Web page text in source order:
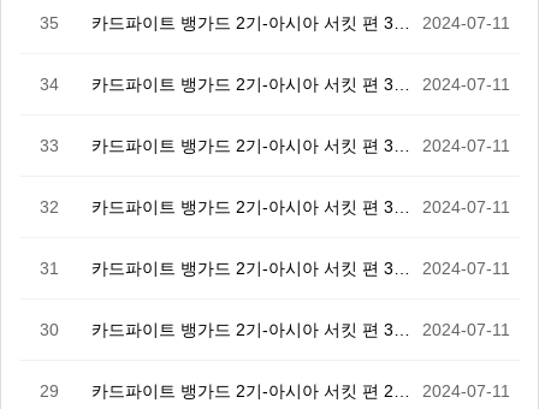
35 2024-07-11
34 2024-07-11
33 2024-07-11
32 2024-07-11
31 2024-07-11
30 2024-07-11
29 2024-07-11